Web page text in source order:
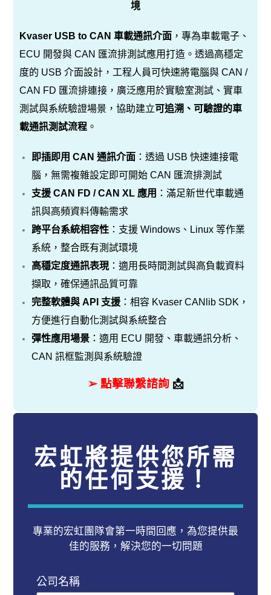
境
Kvaser USB to CAN 車載通訊介面 ，專為車載電子、
ECU 開發與 CAN 匯流排測試應用打造。透過高穩定
度的 USB 介面設計，工程人員可快速將電腦與 CAN /
CAN FD 匯流排連接，廣泛應用於實驗室測試、實車
測試與系統驗證場景，協助建立可追溯、可驗證的車
載通訊測試流程 。
即插即用 CAN 通訊介面 ：透過 USB 快速連接電
腦，無需複雜設定即可開始 CAN 匯流排測試
支援 CAN FD / CAN XL 應用 ：滿足新世代車載通
訊與高頻資料傳輸需求
跨平台系統相容性 ：支援 Windows、Linux 等作業
系統，整合既有測試環境
高穩定度通訊表現：適用長時間測試與高負載資料
擷取，確保通訊品質可靠
完整軟體與 API 支援 ：相容 Kvaser CANlib SDK，
方便進行自動化測試與系統整合
彈性應用場景 ：適用 ECU 開發、車載通訊分析、
CAN 訊框監測與系統驗證
➢ 點擊聯繫諮詢 📩
宏虹將提供您所需
的任何支援！
專業的宏虹團隊會第一時間回應，為您提供最
佳的服務，解決您的一切問題
公司名稱